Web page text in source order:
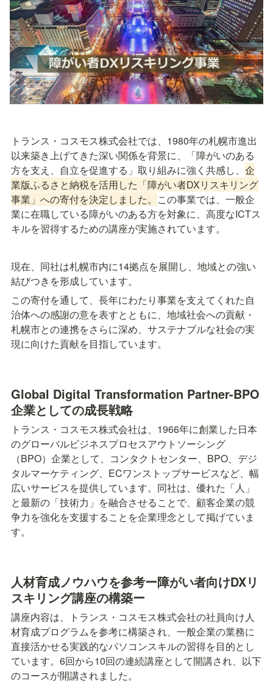
トランス・コスモス株式会社では、1980年の札幌市進出
以来築き上げてきた深い関係を背景に、「障がいのある
方を支え、自立を促進する」取り組みに強く共感し、 企
業版ふるさと納税を活用した「障がい者DXリスキリング
事業」への寄付を決定しました。 この事業では、一般企
業に在職している障がいのある方を対象に、高度なICTス
キルを習得するための講座が実施されています。
現在、同社は札幌市内に14拠点を展開し、地域との強い
結びつきを形成しています。
この寄付を通して、長年にわたり事業を支えてくれた自
治体への感謝の意を表すとともに、地域社会への貢献・
札幌市との連携をさらに深め、サステナブルな社会の実
現に向けた貢献を目指しています。
Global Digital Transformation Partner-BPO
企業としての成長戦略
トランス・コスモス株式会社は、1966年に創業した日本
のグローバルビジネスプロセスアウトソーシング
（BPO）企業として、コンタクトセンター、BPO、デジ
タルマーケティング、ECワンストップサービスなど、幅
広いサービスを提供しています。同社は、優れた「人」
と最新の「技術力」を融合させることで、顧客企業の競
争力を強化を支援することを企業理念として掲げていま
す。
人材育成ノウハウを参考ー障がい者向けDXリ
スキリング講座の構築ー
講座内容は、トランス・コスモス株式会社の社員向け人
材育成プログラムを参考に構築され、一般企業の業務に
直接活かせる実践的なパソコンスキルの習得を目的とし
ています。6回から10回の連続講座として開講され、以下
のコースが開講されました。